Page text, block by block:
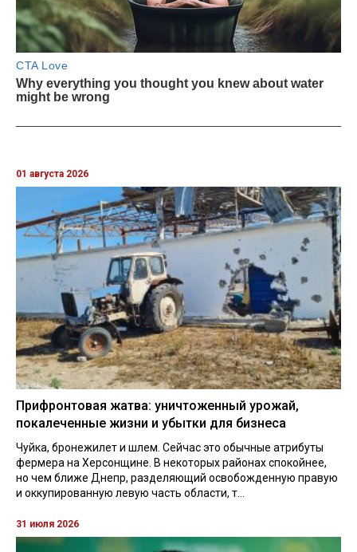
01 августа 2026
Прифронтовая жатва: уничтоженный урожай,
покалеченные жизни и убытки для бизнеса
Чуйка, бронежилет и шлем. Сейчас это обычные атрибуты
фермера на Херсонщине. В некоторых районах спокойнее,
но чем ближе Днепр, разделяющий освобожденную правую
и оккупированную левую часть области, т...
31 июля 2026